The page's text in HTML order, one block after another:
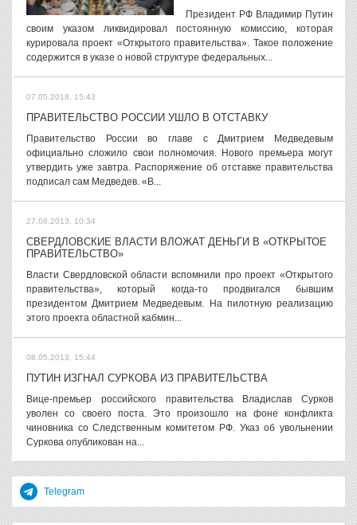
Президент РФ Владимир Путин
своим указом ликвидировал постоянную комиссию, которая
курировала проект «Открытого правительства». Такое положение
содержится в указе о новой структуре федеральных...
07.05.2018, 15:43
ПРАВИТЕЛЬСТВО РОССИИ УШЛО В ОТСТАВКУ
Правительство России во главе с Дмитрием Медведевым
официально сложило свои полномочия. Нового премьера могут
утвердить уже завтра. Распоряжение об отставке правительства
подписал сам Медведев. «В...
27.08.2013, 10:34
СВЕРДЛОВСКИЕ ВЛАСТИ ВЛОЖАТ ДЕНЬГИ В «ОТКРЫТОЕ
ПРАВИТЕЛЬСТВО»
Власти Свердловской области вспомнили про проект «Открытого
правительства», который когда-то продвигался бывшим
президентом Дмитрием Медведевым. На пилотную реализацию
этого проекта областной кабмин...
08.05.2013, 15:44
ПУТИН ИЗГНАЛ СУРКОВА ИЗ ПРАВИТЕЛЬСТВА
Вице-премьер российского правительства Владислав Сурков
уволен со своего поста. Это произошло на фоне конфликта
чиновника со Следственным комитетом РФ. Указ об увольнении
Суркова опубликован на...
Telegram